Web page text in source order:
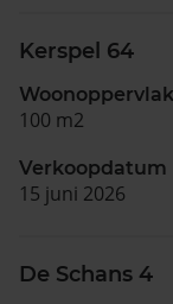
Kerspel 64
Woonoppervlak
100 m2
Verkoopdatum
15 juni 2026
De Schans 4